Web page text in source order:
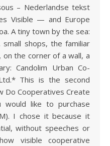
Visible — and Europe
A tiny town by the sea:
shops, the familiar
the corner of a wall, a
Candolim Urban Co-
This is the second
Do Cooperatives Create
like to purchase
I chose it because it
without speeches or
visible cooperative